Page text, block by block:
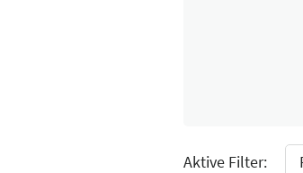
Aktive Filter: